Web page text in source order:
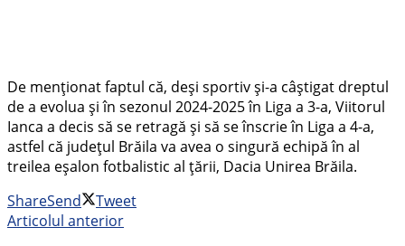
De menționat faptul că, deși sportiv și-a câștigat dreptul
de a evolua și în sezonul 2024-2025 în Liga a 3-a, Viitorul
Ianca a decis să se retragă și să se înscrie în Liga a 4-a,
astfel că județul Brăila va avea o singură echipă în al
treilea eșalon fotbalistic al țării, Dacia Unirea Brăila.
ShareSend
Tweet
Articolul anterior